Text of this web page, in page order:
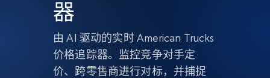
器
由 AI 驱动的实时 American Trucks
价格追踪器。监控竞争对手定
价、跨零售商进行对标，并捕捉